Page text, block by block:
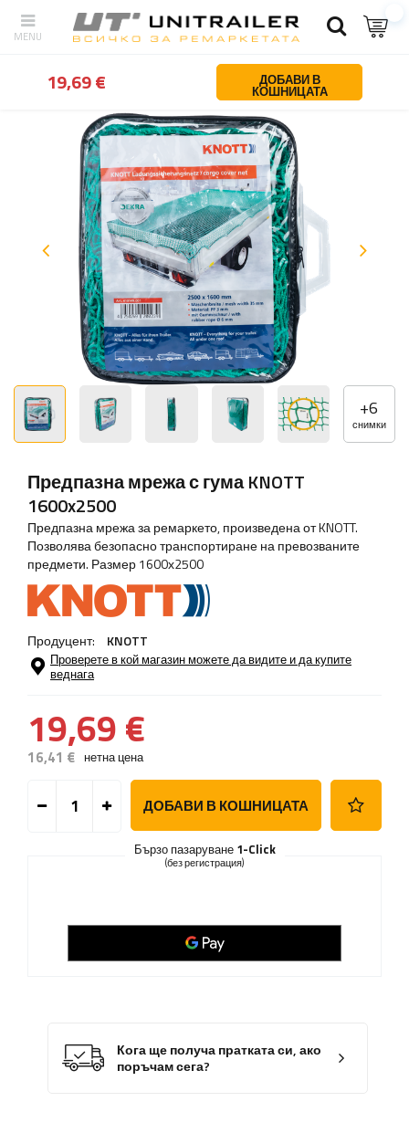
обратно У дома Обезопасяване на товара Мрежи за транспорт
+6
снимки
Предпазна мрежа с гума KNOTT
1600x2500
Предпазна мрежа за ремаркето, произведена от KNOTT.
Позволява безопасно транспортиране на превозваните
предмети. Размер 1600х2500
Продуцент: KNOTT
Проверете в кой магазин можете да видите и да купите
веднага
19,69 €
16,41 € нетна цена
ДОБАВИ В КОШНИЦАТА
Бързо пазаруване 1-Click
(без регистрация)
Кога ще получа пратката си, ако
поръчам сега?
19,69 € ДОБАВИ В
КОШНИЦАТА